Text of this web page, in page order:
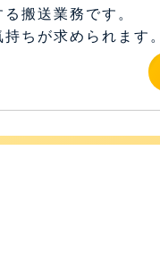
搬送業務です。
ちが求められます。